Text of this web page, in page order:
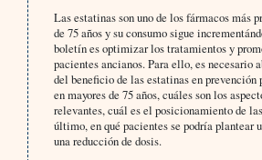
Las estatinas son uno de los fármacos más
de 75 años y su consumo sigue
boletín es optimizar los tratamientos y
pacientes ancianos. Para ello, es necesario
del beneficio de las estatinas en
en mayores de 75 años, cuáles son los
relevantes, cuál es el posicionamiento de
último, en qué pacientes se podría plantear
una reducción de dosis.